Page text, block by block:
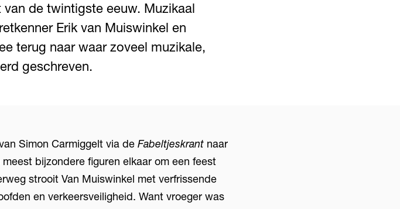
de twintigste eeuw. Muzikaal
Erik van Muiswinkel en
terug naar waar zoveel muzikale,
geschreven.
Simon Carmiggelt via de Fabeltjeskrant naar
bijzondere figuren elkaar om een feest
strooit Van Muiswinkel met verfrissende
en verkeersveiligheid. Want vroeger was